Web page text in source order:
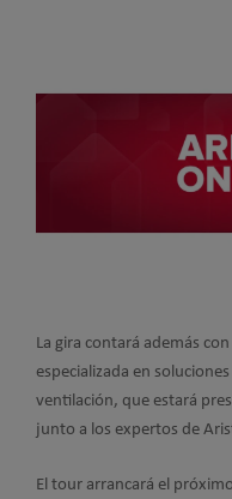
La gira contará además
especializada en
ventilación, que estará
junto a los expertos de
El tour arrancará el próximo